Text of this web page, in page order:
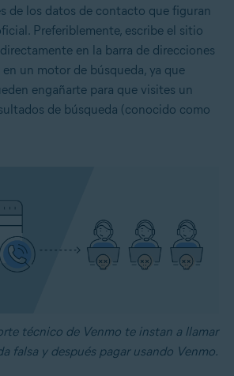
de los datos de contacto que figuran
Preferiblemente, escribe el sitio
en la barra de direcciones
un motor de búsqueda, ya que
engañarte para que visites un
de búsqueda (conocido como
técnico de Venmo te instan a llamar
falsa y después pagar usando Venmo.